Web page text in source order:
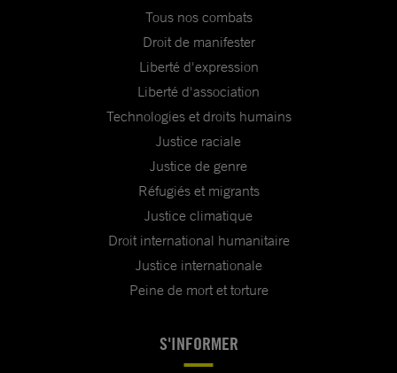
Tous nos combats
Droit de manifester
Liberté d'expression
Liberté d'association
Technologies et droits humains
Justice raciale
Justice de genre
Réfugiés et migrants
Justice climatique
Droit international humanitaire
Justice internationale
Peine de mort et torture
S'INFORMER